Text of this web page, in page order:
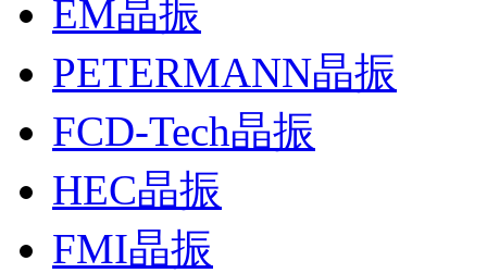
EM晶振
PETERMANN晶振
FCD-Tech晶振
HEC晶振
FMI晶振